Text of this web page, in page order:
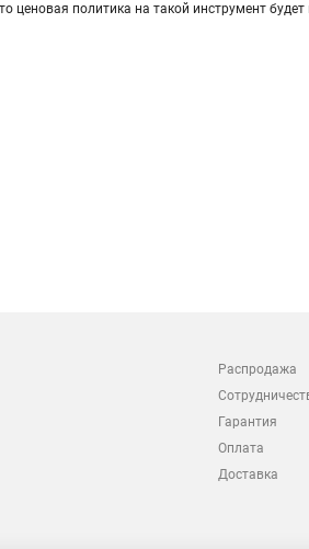
ценовая политика на такой инструмент
Распродажа
Гарантия
Оплата
Доставка